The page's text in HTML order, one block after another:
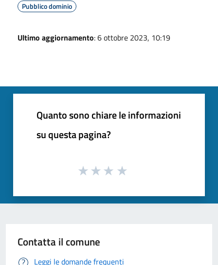
Pubblico dominio
Ultimo aggiornamento: 6 ottobre 2023, 10:19
Quanto sono chiare le informazioni
su questa pagina?
Contatta il comune
Leggi le domande frequenti